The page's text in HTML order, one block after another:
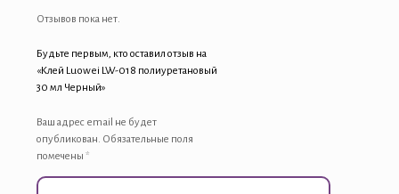
Отзывов пока нет.
Будьте первым, кто оставил отзыв на
«Клей Luowei LW-018 полиуретановый
30 мл Черный»
Ваш адрес email не будет
опубликован. Обязательные поля
помечены *